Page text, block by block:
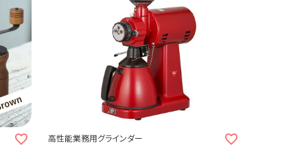
高性能業務用グラインダー